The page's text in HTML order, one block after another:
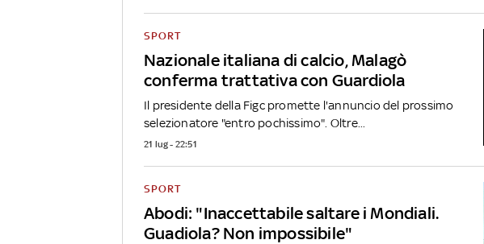
Nazionale italiana di calcio, Malagò
conferma trattativa con Guardiola
SPORT
Il presidente della Figc promette l'annuncio del prossimo
selezionatore "entro pochissimo". Oltre...
21 lug - 22:51
Abodi: "Inaccettabile saltare i Mondiali.
Guadiola? Non impossibile"
SPORT